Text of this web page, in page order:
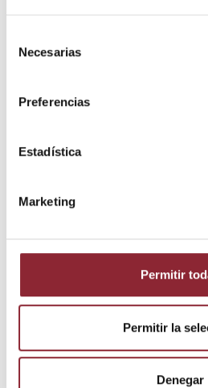
Necesarias
Preferencias
Estadística
Marketing
Permitir
Permitir la
Denegar
Estado Nuevo
Los clientes que
producto también